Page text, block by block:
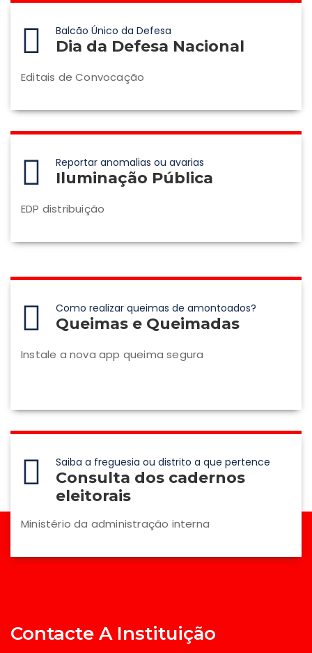
Balcão Único da Defesa
Dia da Defesa Nacional
Editais de Convocação
Reportar anomalias ou avarias
Iluminação Pública
EDP distribuição
Como realizar queimas de amontoados?
Queimas e Queimadas
Instale a nova app queima segura
Saiba a freguesia ou distrito a que pertence
Consulta dos cadernos
eleitorais
Ministério da administração interna
Contacte A Instituição